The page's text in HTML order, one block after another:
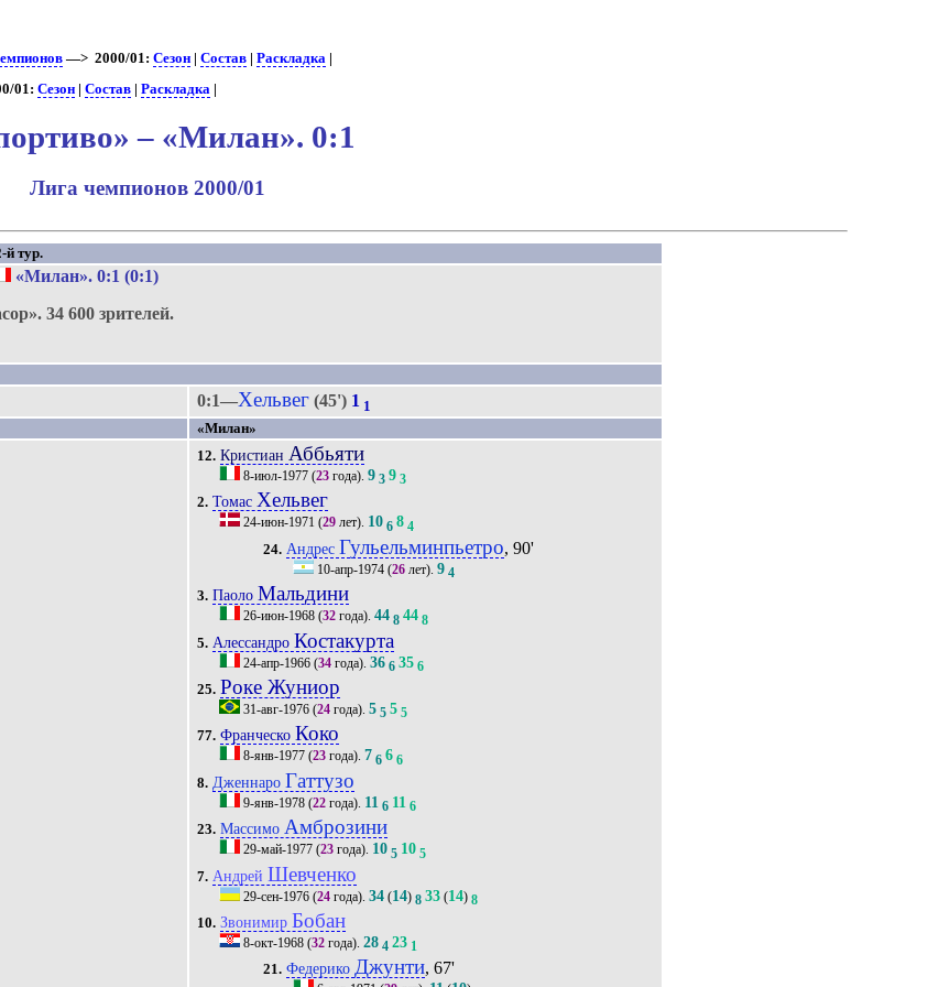
—> 2000/01: Сезон| Состав| Раскладка |
01: Сезон| Состав| Раскладка |
– «Милан». 0:1
Лига чемпионов 2000/01
й тур.
«Милан». 0:1 (0:1)
34 600 зрителей.
0:1—Хельвег (45') 1 1
«Милан»
12. Кристиан Аббьяти
8-июл-1977 (23 года).9 3 9 3
2. ТомасХельвег
24-июн-1971 (29 лет). 10 6 8 4
24. Андрес Гульельминпьетро, 90'
10-апр-1974(26лет). 9 4
3. Паоло Мальдини
26-июн-1968 (32 года).44 8 44 8
5. Алессандро Костакурта
24-апр-1966 (34 года).36 6 35 6
25. Роке Жуниор
31-авг-1976 (24 года).5 5 5 5
77. ФранческоКоко
8-янв-1977 (23 года).7 6 6 6
8. Дженнаро Гаттузо
9-янв-1978 (22 года). 11 6 11 6
23. Массимо Амброзини
29-май-1977 (23 года). 10 5 10 5
7. Андрей Шевченко
29-сен-1976 (24 года).34 (14) 8 33 (14) 8
10. Звонимир Бобан
8-окт-1968 (32 года).28 4 23 1
21. ФедерикоДжунти, 67'